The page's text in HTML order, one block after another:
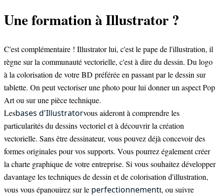
Une formation à Illustrator ?
C'est complémentaire ! Illustrator lui, c'est le pape de l'illustration, il
règne sur la communauté vectorielle, c'est à dire du dessin. Du logo
à la colorisation de votre BD préférée en passant par le dessin sur
tablette. On peut vectoriser une photo pour lui donner un aspect Pop
Art ou sur une pièce technique.
Lesbases d'Illustratorvous aideront à comprendre les
particularités du dessins vectoriel et à découvrir la création
vectorielle. Sans être dessinateur, vous pouvez déjà concevoir des
formes originales pour vos supports. Vous pourrez également créer
la charte graphique de votre entreprise. Si vous souhaitez développer
davantage les techniques de dessin et de colorisation d'illustration,
vous vous épanouirez sur le perfectionnementt, ou suivre